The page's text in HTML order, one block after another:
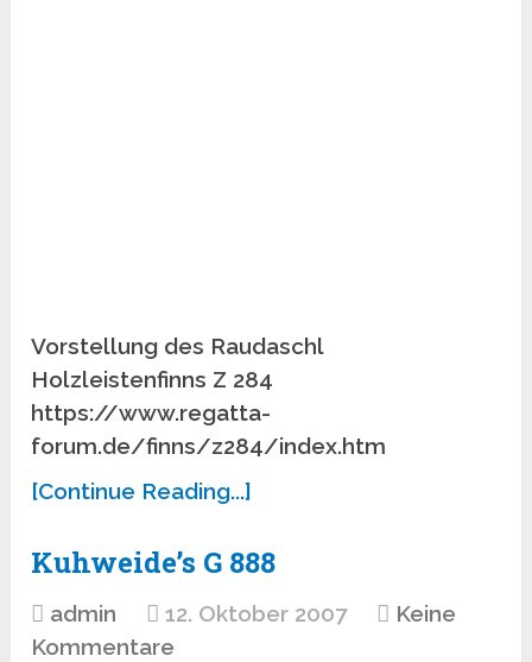
Vorstellung des Raudaschl
Holzleistenfinns Z 284
https://www.regatta-
forum.de/finns/z284/index.htm
[Continue Reading...]
Kuhweide’s G 888
admin 12. Oktober 2007
Keine
Kommentare